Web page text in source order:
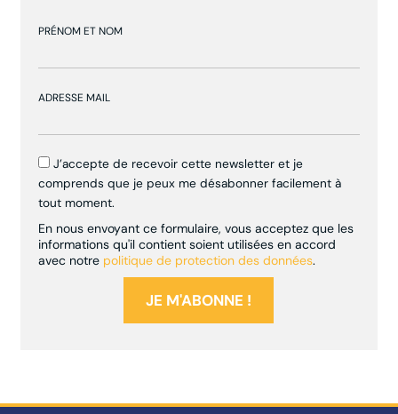
PRÉNOM ET NOM
ADRESSE MAIL
J’accepte de recevoir cette newsletter et je
comprends que je peux me désabonner facilement à
tout moment.
En nous envoyant ce formulaire, vous acceptez que les
informations qu'il contient soient utilisées en accord
avec notre politique de protection des données.